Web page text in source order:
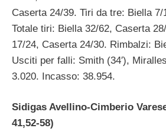
Caserta 24/39. Tiri da tre: Biella
Totale tiri: Biella 32/62, Caserta
17/24, Caserta 24/30. Rimbalzi:
Usciti per falli: Smith (34′),
3.020. Incasso: 38.954.
Sidigas Avellino-Cimberio
41,52-58)